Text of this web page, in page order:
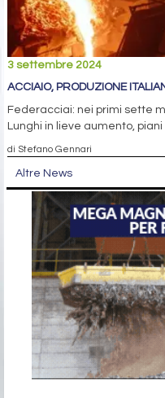
3 settembre 2024
ACCIAIO, PRODUZIONE
Federacciai: nei primi sette
Lunghi in lieve aumento,
di Stefano Gennari
Altre News